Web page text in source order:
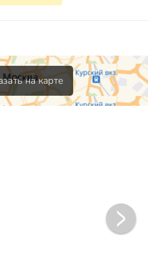
на карте